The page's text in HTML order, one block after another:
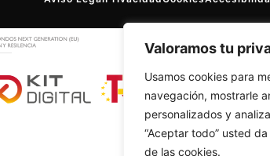
Valoramos tu
Usamos cookies para
navegación, mostrarle
personalizados y
“Aceptar todo” usted
de las cookies.